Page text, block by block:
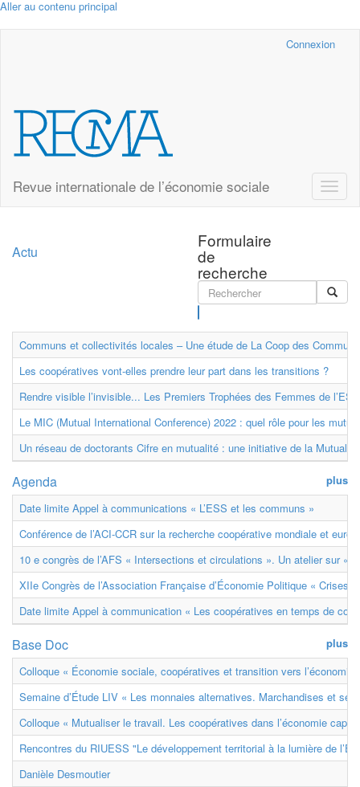
Aller au contenu principal
Connexion
Revue internationale de l’économie sociale
Toggle
Formulaire
de
recherche
Actu
Communs et collectivités locales – Une étude de La Coop des
Les coopératives vont-elles prendre leur part dans les transitions ?
Rendre visible l’invisible... Les Premiers Trophées des Femmes de
Le MIC (Mutual International Conference) 2022 : quel rôle pour les
Un réseau de doctorants Cifre en mutualité : une initiative de la
plus
Agenda
Date limite Appel à communications « L’ESS et les communs »
Conférence de l’ACI-CCR sur la recherche coopérative mondiale et
10 e congrès de l’AFS « Intersections et circulations ». Un atelier sur «
XIIe Congrès de l’Association Française d’Économie Politique « Crises
Date limite Appel à communication « Les coopératives en temps de
plus
Base Doc
Colloque « Économie sociale, coopératives et transition vers
Semaine d’Étude LIV « Les monnaies alternatives. Marchandises et
Colloque « Mutualiser le travail. Les coopératives dans l’économie
Rencontres du RIUESS "Le développement territorial à la lumière de
Danièle Desmoutier